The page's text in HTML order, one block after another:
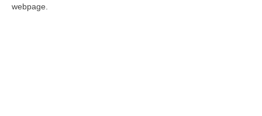
webpage.
08 Agosto, 21:20